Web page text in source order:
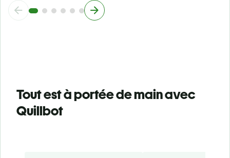
Tout est à portée de main avec
Quillbot